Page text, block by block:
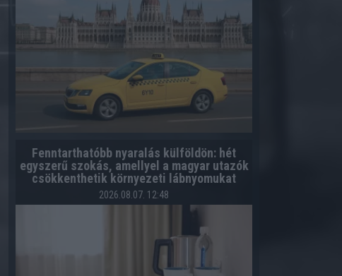
Fenntarthatóbb nyaralás külföldön: hét
egyszerű szokás, amellyel a magyar utazók
csökkenthetik környezeti lábnyomukat
2026.08.07. 12:48